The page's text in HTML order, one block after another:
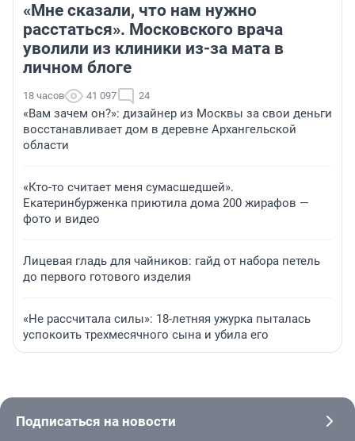
«Мне сказали, что нам нужно
расстаться». Московского врача
уволили из клиники из-за мата в
личном блоге
18 часов 41 097 24
«Вам зачем он?»: дизайнер из Москвы за свои деньги
восстанавливает дом в деревне Архангельской
области
«Кто-то считает меня сумасшедшей».
Екатеринбурженка приютила дома 200 жирафов —
фото и видео
Лицевая гладь для чайников: гайд от набора петель
до первого готового изделия
«Не рассчитала силы»: 18-летняя ужурка пыталась
успокоить трехмесячного сына и убила его
Подписаться на новости